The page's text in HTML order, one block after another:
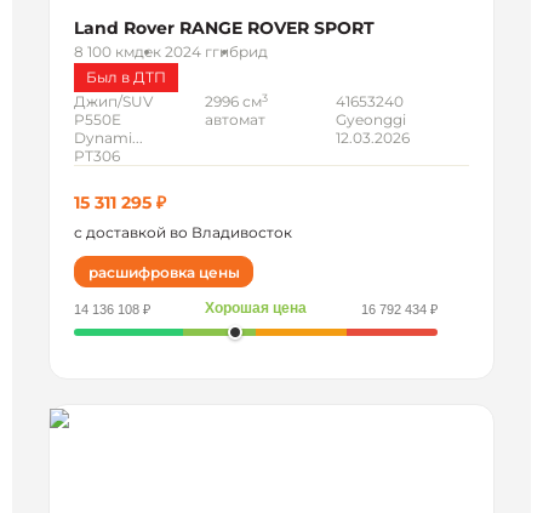
Land Rover RANGE ROVER SPORT
8 100 кмдек 2024 ггибрид
Был в ДТП
Джип/SUV
P550E
Dynami...
PT306
2996 см3
автомат
41653240
Gyeonggi
12.03.2026
15 311 295 ₽
с доставкой во Владивосток
расшифровка цены
14 136 108 ₽ Хорошая цена 16 792 434 ₽